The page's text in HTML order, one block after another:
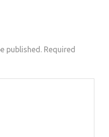
published. Required